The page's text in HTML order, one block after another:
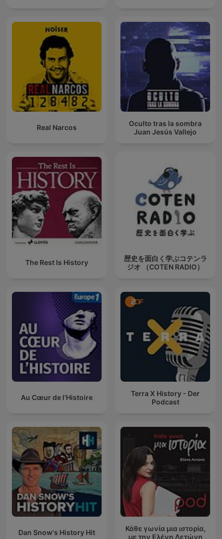
Real Narcos
Oculto tras la sombra
Juan Jesús Vallejo
The Rest Is History
歴史を面白く学ぶコテンラ
ジオ （COTEN RADIO）
Au Cœur de l'Histoire
Terra X History - Der
Podcast
Dan Snow's History Hit
Κάθε γωνία μια ιστορία,
με την Ελένη Λετώνη